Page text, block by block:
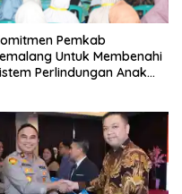
Pemkab
Untuk Membenahi
Perlindungan Anak